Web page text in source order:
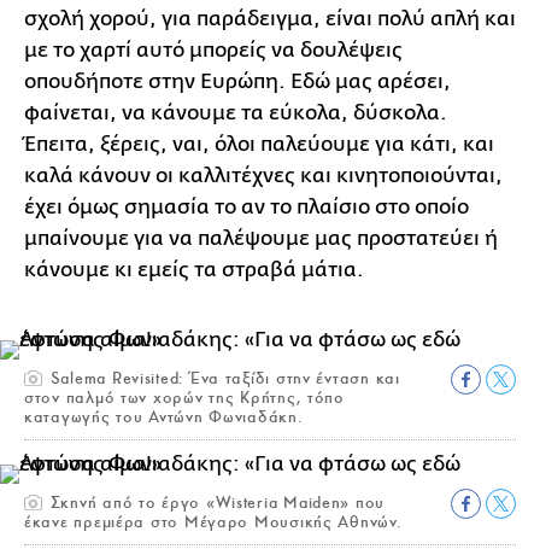
σχολή χορού, για παράδειγμα, είναι πολύ απλή και
με το χαρτί αυτό μπορείς να δουλέψεις
οπουδήποτε στην Ευρώπη. Εδώ μας αρέσει,
φαίνεται, να κάνουμε τα εύκολα, δύσκολα.
Έπειτα, ξέρεις, ναι, όλοι παλεύουμε για κάτι, και
καλά κάνουν οι καλλιτέχνες και κινητοποιούνται,
έχει όμως σημασία το αν το πλαίσιο στο οποίο
μπαίνουμε για να παλέψουμε μας προστατεύει ή
κάνουμε κι εμείς τα στραβά μάτια.
Salema Revisited: Ένα ταξίδι στην ένταση και
στον παλμό των χορών της Κρήτης, τόπο
καταγωγής του Αντώνη Φωνιαδάκη.
Σκηνή από το έργο «Wisteria Maiden» που
έκανε πρεμιέρα στο Μέγαρο Μουσικής Αθηνών.